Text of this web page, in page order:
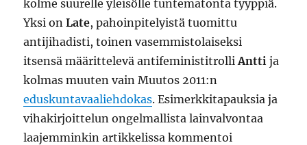
kolme suurelle yleisölle tuntematonta tyyppiä.
Yksi onLate, pahoinpitelyistä tuomittu
antijihadisti, toinen vasemmistolaiseksi
itsensä määrittelevä antifeministitrolliAntti ja
kolmas muuten vain Muutos 2011:n
eduskuntavaaliehdokas. Esimerkkitapauksia ja
vihakirjoittelun ongelmallista lainvalvontaa
laajemminkin artikkelissa kommentoi